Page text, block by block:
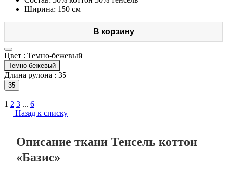
Ширина: 150 см
В корзину
Цвет : Темно-бежевый
Темно-бежевый
Длина рулона : 35
35
1 2 3 ... 6
Назад к списку
Описание ткани Тенсель коттон
«Базис»